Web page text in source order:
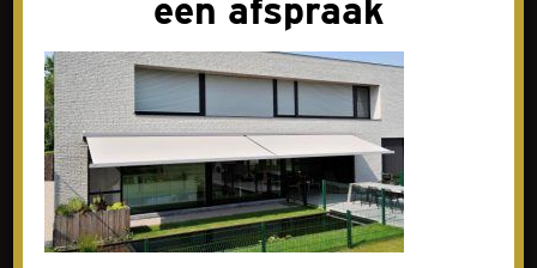
Contact
Goes
Livingstoneweg 46
4462 GL Goes
0113-342101
een afspraak